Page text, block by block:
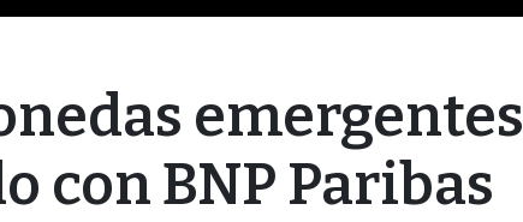
emergentes
con BNP Paribas